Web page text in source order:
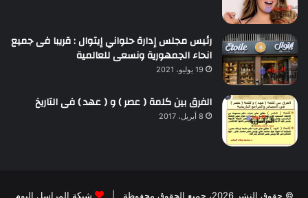
رئيس مجلس إدارة حلواني إيتوال : قريبا فى جميع
انحاء الجمهورية ونسعى للعالمية
19 يوليو، 2021
الفرق بين كلمة ( عصر ) و ( عهد ) فى التاريخ
8 أبريل، 2017
© حقوق النشر 2026، جميع الحقوق محفوظة | شبكة المراسل اليوم